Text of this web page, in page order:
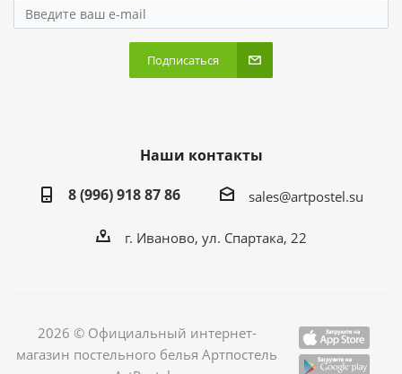
Подписаться
Наши контакты
8 (996) 918 87 86
sales@artpostel.su
г. Иваново, ул. Спартака, 22
2026 © Официальный интернет-
магазин постельного белья Артпостель